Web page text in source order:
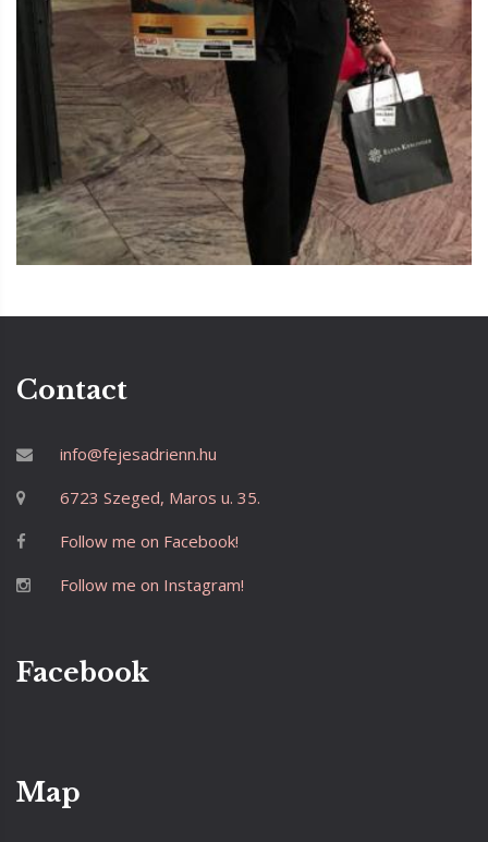
Contact
info@fejesadrienn.hu
6723 Szeged, Maros u. 35.
Follow me on Facebook!
Follow me on Instagram!
Facebook
Map